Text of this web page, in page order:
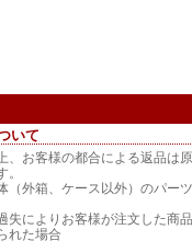
いて
、お客様の都合による返品は
。
（外箱、ケース以外）のパー
失によりお客様が注文した商
れた場合